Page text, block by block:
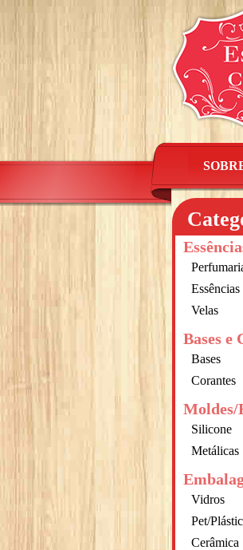
Velas
Bases e
Bases
Corantes
Moldes/
Silicone
Metálicas
Vidros
Pet/
Cerâmica